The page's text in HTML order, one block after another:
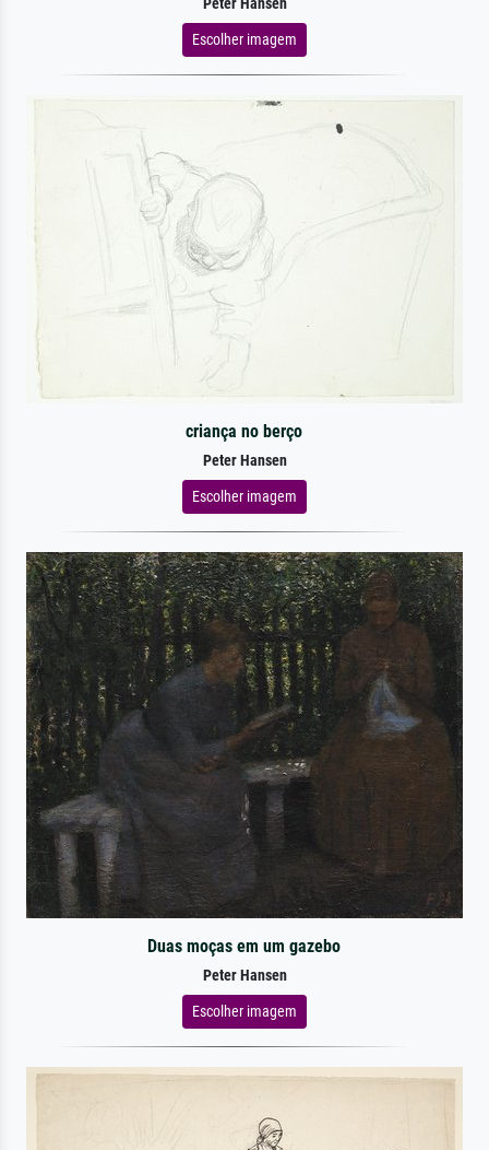
Peter Hansen
Escolher imagem
criança no berço
Peter Hansen
Escolher imagem
Duas moças em um gazebo
Peter Hansen
Escolher imagem